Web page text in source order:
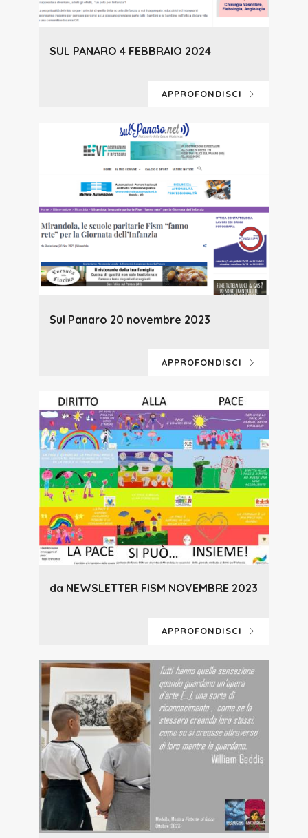
SUL PANARO 4 FEBBRAIO 2024
APPROFONDISCI
Sul Panaro 20 novembre 2023
APPROFONDISCI
da NEWSLETTER FISM NOVEMBRE 2023
APPROFONDISCI